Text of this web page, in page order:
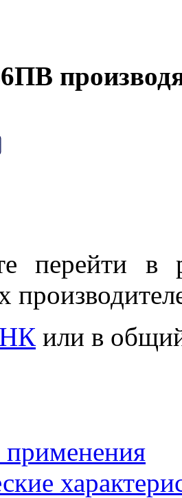
перейти в
или в
применения